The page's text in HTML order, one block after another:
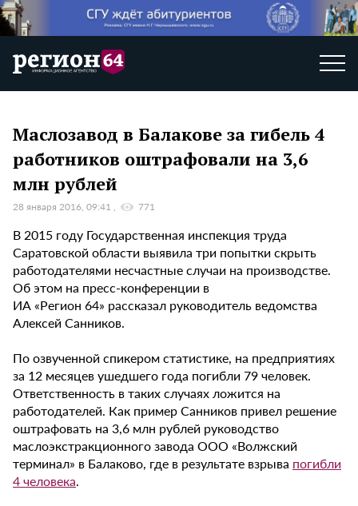
Маслозавод в Балакове за гибель 4
работников оштрафовали на 3,6
млн рублей
28 января 2016, 09:41 771
В 2015 году Государственная инспекция труда
Саратовской области выявила три попытки скрыть
работодателями несчастные случаи на производстве.
Об этом на пресс-конференции в
ИА «Регион 64» рассказал руководитель ведомства
Алексей Санников.
По озвученной спикером статистике, на предприятиях
за 12 месяцев ушедшего года погибли 79 человек.
Ответственность в таких случаях ложится на
работодателей. Как пример Санников привел решение
оштрафовать на 3,6 млн рублей руководство
маслоэкстракционного завода ООО «Волжский
терминал» в Балаково, где в результате взрыва погибли
4 человека.